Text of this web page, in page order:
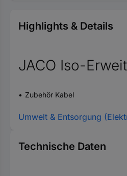
Highlights & Details
JACO Iso-
Zubehör Kabel
Umwelt & Entsorgung
Technische Daten